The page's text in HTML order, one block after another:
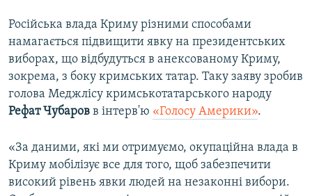
Усі сайти RFE/RL
Російська влада Криму різними способами
намагається підвищити явку на президентських
виборах, що відбудуться в анексованому Криму,
зокрема, з боку кримських татар. Таку заяву зробив
голова Меджлісу кримськотатарського народу
Рефат Чубаров в інтерв'ю «Голосу Америки».
«За даними, які ми отримуємо, окупаційна влада в
Криму мобілізує все для того, щоб забезпечити
високий рівень явки людей на незаконні вибори.